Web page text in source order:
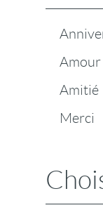
Amour
Amitié
Merci